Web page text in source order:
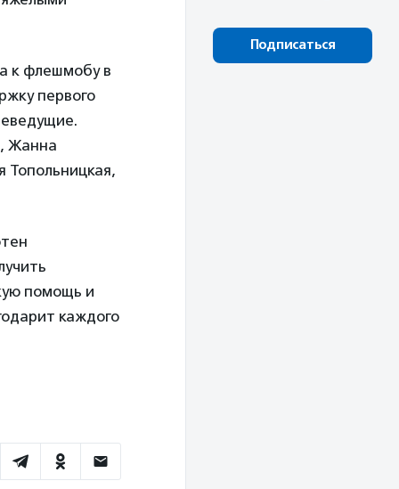
к флешмобу в
первого
Жанна
помощь и
каждого
Подписаться